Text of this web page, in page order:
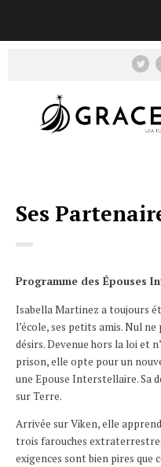
Ses
Programme des Épouses
Isabella Martinez a toujours
l’école, ses petits amis. Nul
désirs. Devenue hors la loi et
prison, elle opte pour un
une Epouse Interstellaire. Sa
sur Terre.
Arrivée sur Viken, elle
trois farouches
exigences sont bien pires que